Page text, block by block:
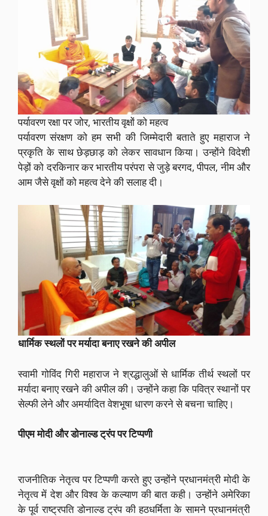
पर्यावरण रक्षा पर जोर, भारतीय वृक्षों को महत्व
पर्यावरण संरक्षण को हम सभी की जिम्मेदारी बताते हुए महाराज ने
प्रकृति के साथ छेड़छाड़ को लेकर सावधान किया। उन्होंने विदेशी
पेड़ों को दरकिनार कर भारतीय परंपरा से जुड़े बरगद, पीपल, नीम और
आम जैसे वृक्षों को महत्व देने की सलाह दी।
धार्मिक स्थलों पर मर्यादा बनाए रखने की अपील
स्वामी गोविंद गिरी महाराज ने श्रद्धालुओं से धार्मिक तीर्थ स्थलों पर
मर्यादा बनाए रखने की अपील की। उन्होंने कहा कि पवित्र स्थानों पर
सेल्फी लेने और अमर्यादित वेशभूषा धारण करने से बचना चाहिए।
पीएम मोदी और डोनाल्ड ट्रंप पर टिप्पणी
राजनीतिक नेतृत्व पर टिप्पणी करते हुए उन्होंने प्रधानमंत्री मोदी के
नेतृत्व में देश और विश्व के कल्याण की बात कही। उन्होंने अमेरिका
के पूर्व राष्ट्रपति डोनाल्ड ट्रंप की हठधर्मिता के सामने प्रधानमंत्री